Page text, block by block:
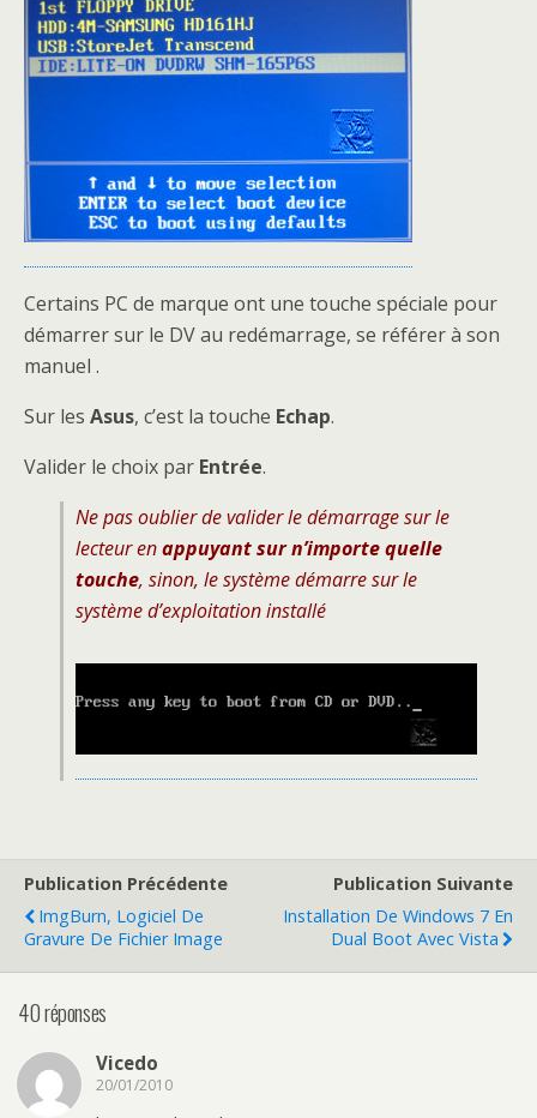
Certains PC de marque ont une touche spéciale pour
démarrer sur le DV au redémarrage, se référer à son
manuel .
Sur les Asus, c’est la touche Echap.
Valider le choix par Entrée.
Ne pas oublier de valider le démarrage sur le
lecteur enappuyant sur n’importe quelle
touche, sinon, le système démarre sur le
système d’exploitation installé
Publication Précédente
ImgBurn, Logiciel De
Gravure De Fichier Image
Publication Suivante
Installation De Windows 7 En
Dual Boot Avec Vista
40 réponses
Vicedo
20/01/2010